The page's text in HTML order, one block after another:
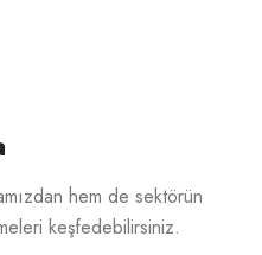
hem de sektörün
keşfedebilirsiniz.